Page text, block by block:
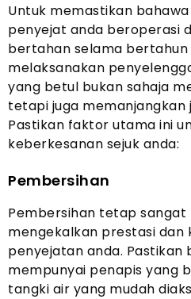
Untuk memastikan
penyejat anda beroperasi
bertahan selama
melaksanakan
yang betul bukan sahaja
tetapi juga memanjangkan
Pastikan faktor utama ini
keberkesanan sejuk anda:
Pembersihan
Pembersihan tetap
mengekalkan prestasi
penyejatan anda. Pastikan
mempunyai penapis yang
tangki air yang mudah